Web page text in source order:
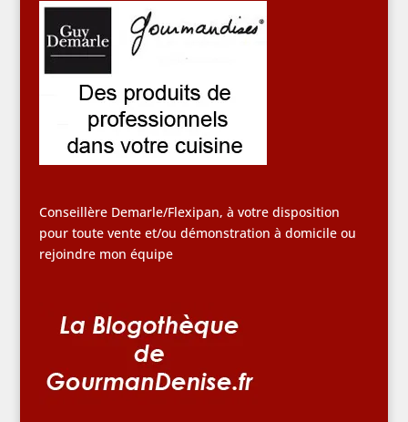
Conseillère Demarle/Flexipan, à votre disposition
pour toute vente et/ou démonstration à domicile ou
rejoindre mon équipe